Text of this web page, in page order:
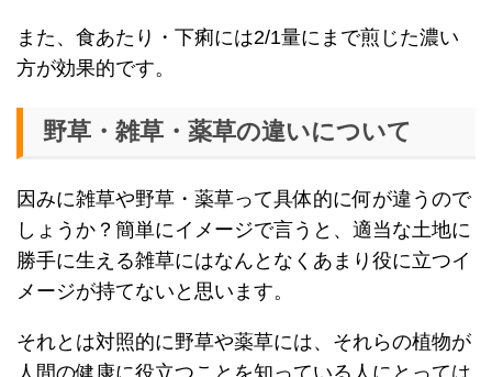
また、食あたり・下痢には2/1量にまで煎じた濃い
方が効果的です。
野草・雑草・薬草の違いについて
因みに雑草や野草・薬草って具体的に何が違うので
しょうか？簡単にイメージで言うと、適当な土地に
勝手に生える雑草にはなんとなくあまり役に立つイ
メージが持てないと思います。
それとは対照的に野草や薬草には、それらの植物が
人間の健康に役立つことを知っている人にとっては